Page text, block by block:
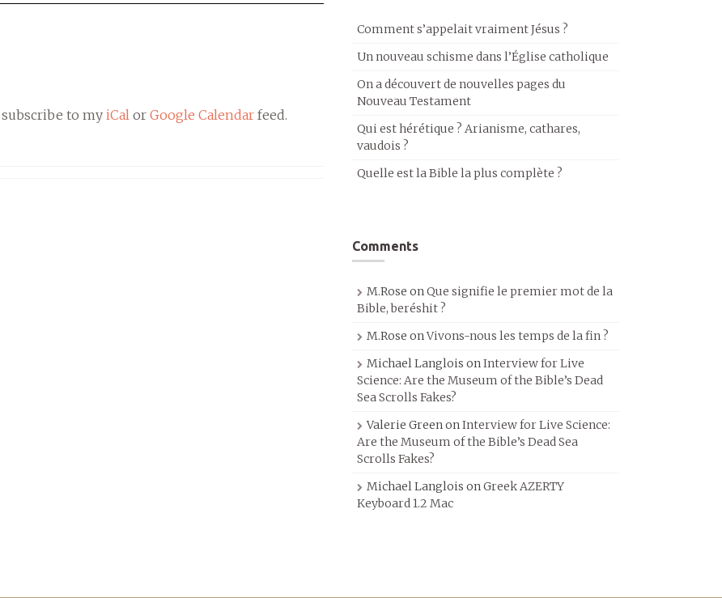
to my iCal or Google Calendar feed.
Comment s’appelait vraiment Jésus ?
Un nouveau schisme dans l’Église catholique
On a découvert de nouvelles pages du
Nouveau Testament
Qui est hérétique ? Arianisme, cathares,
vaudois ?
Quelle est la Bible la plus complète ?
Comments
M.Rose onQue signifie le premier mot de la
Bible, beréshit ?
M.Rose onVivons-nous les temps de la fin ?
Michael Langlois onInterview for Live
Science: Are the Museum of the Bible’s Dead
Sea Scrolls Fakes?
Valerie GreenonInterview for Live Science:
Are the Museum of the Bible’s Dead Sea
Scrolls Fakes?
Michael Langlois onGreek AZERTY
Keyboard 1.2 Mac